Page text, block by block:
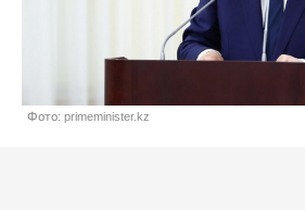
Фото: primeminister.kz